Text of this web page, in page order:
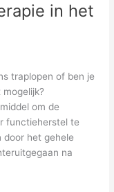
in het
traplopen of ben je
om de
functieherstel te
door het gehele
na